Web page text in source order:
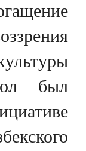
был